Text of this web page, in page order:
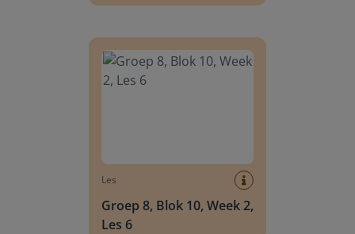
Les
Groep 8, Blok 10, Week 2,
Les 6